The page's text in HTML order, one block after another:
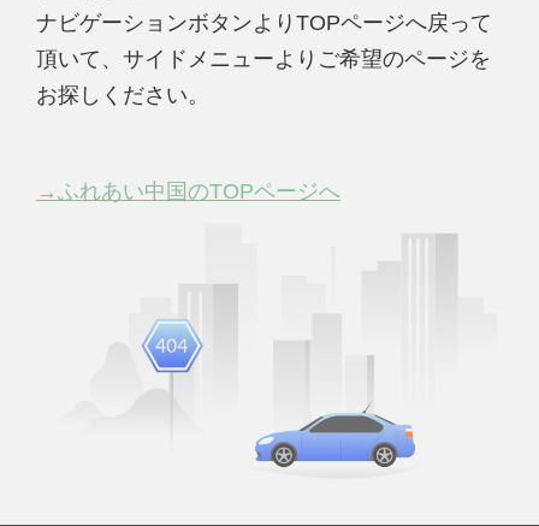
ナビゲーションボタンよりTOPページへ戻って
頂いて、サイドメニューよりご希望のページを
お探しください。
→ふれあい中国のTOPページへ